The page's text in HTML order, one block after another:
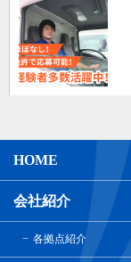
HOME
会社紹介
各拠点紹介